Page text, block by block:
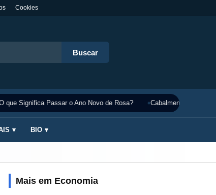
Cookies
Buscar
que Significa Passar o Ano Novo de Rosa? Cabalmente
▾ BIO ▾
Mais em Economia